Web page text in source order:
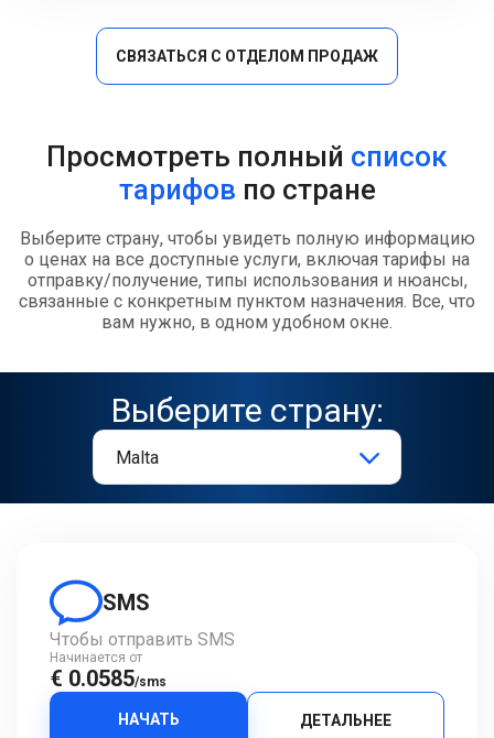
СВЯЗАТЬСЯ С ОТДЕЛОМ ПРОДАЖ
Просмотреть полный список
тарифов по стране
Выберите страну, чтобы увидеть полную информацию
о ценах на все доступные услуги, включая тарифы на
отправку/получение, типы использования и нюансы,
связанные с конкретным пунктом назначения. Все, что
вам нужно, в одном удобном окне.
Выберите страну:
SMS
Чтобы отправить SMS
Начинается от
€ 0.0585/sms
НАЧАТЬ ДЕТАЛЬНЕЕ